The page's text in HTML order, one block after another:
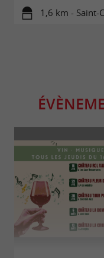
1,6 km - Saint-